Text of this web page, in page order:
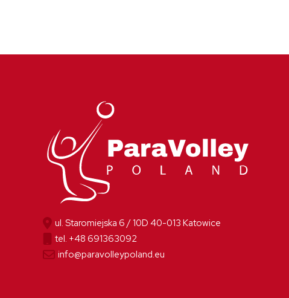
ul. Staromiejska 6 / 10D 40-013 Katowice
tel. +48 691363092
info@paravolleypoland.eu